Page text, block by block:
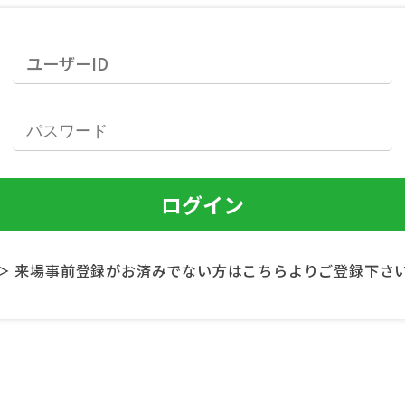
来場事前登録がお済みでない方はこちらよりご登録下さ